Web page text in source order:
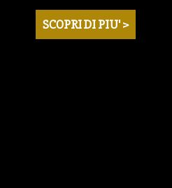
SCOPRI DI PIU' >